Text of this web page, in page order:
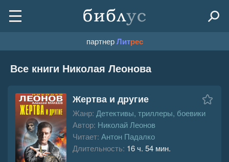
партнерЛитрес
Все книги Николая Леонова
Жертва и другие
Жанр: Детективы, триллеры, боевики
Автор: Николай Леонов
Читает: Антон Падалко
Длительность: 16 ч. 54 мин.